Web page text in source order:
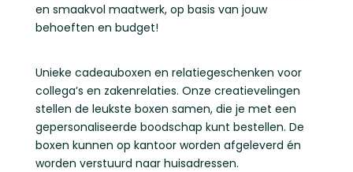
en smaakvol maatwerk, op basis van jouw
behoeften en budget!
Unieke cadeauboxen en relatiegeschenken voor
collega’s en zakenrelaties. Onze creatievelingen
stellen de leukste boxen samen, die je met een
gepersonaliseerde boodschap kunt bestellen. De
boxen kunnen op kantoor worden afgeleverd én
worden verstuurd naar huisadressen.